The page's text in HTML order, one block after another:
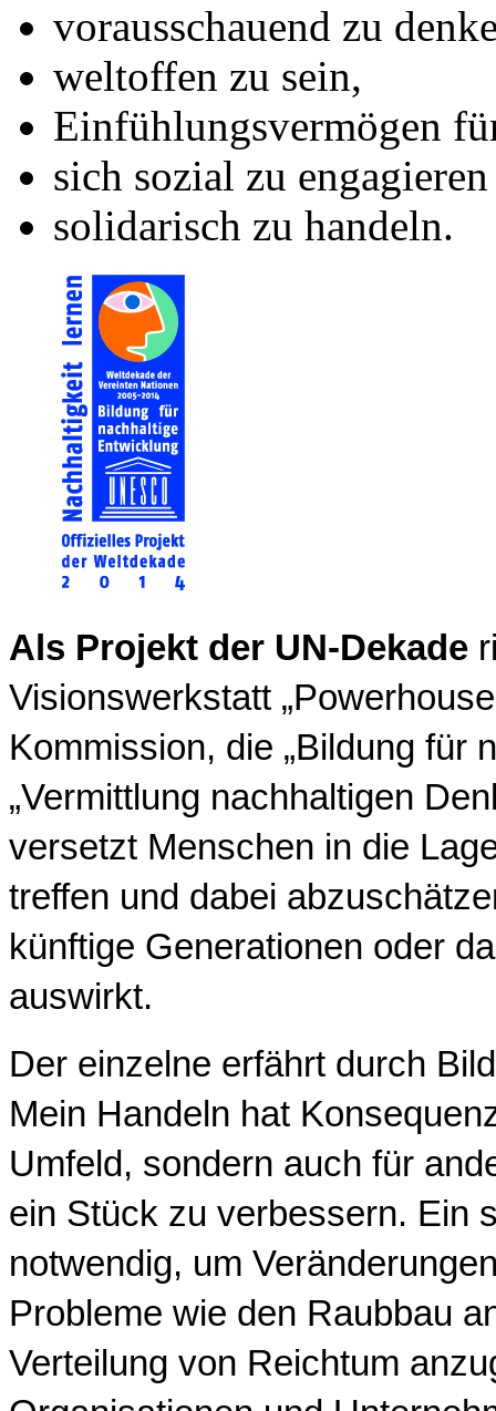
vorausschauend zu
weltoffen zu sein,
Einfühlungsvermögen
sich sozial zu
solidarisch zu handeln.
Als Projekt der UN-Dekade
Visionswerkstatt
Kommission, die „Bildung für
„Vermittlung nachhaltigen
versetzt Menschen in die
treffen und dabei
künftige Generationen oder
auswirkt.
Der einzelne erfährt durch
Mein Handeln hat
Umfeld, sondern auch für
ein Stück zu verbessern. Ein
notwendig, um
Probleme wie den Raubbau
Verteilung von Reichtum